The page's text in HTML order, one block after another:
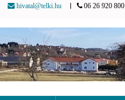
hivatal@telki.hu 06 26 920 800